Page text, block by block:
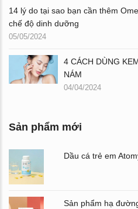
14 lý do tại sao bạn cần thêm
chế độ dinh dưỡng
05/05/2024
4 CÁCH DÙNG
NÁM
04/04/2024
Sản phẩm mới
Dầu cá trẻ em